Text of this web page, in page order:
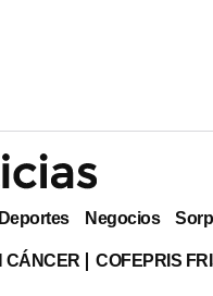
Deportes Negocios
CÁNCER COFEPRIS